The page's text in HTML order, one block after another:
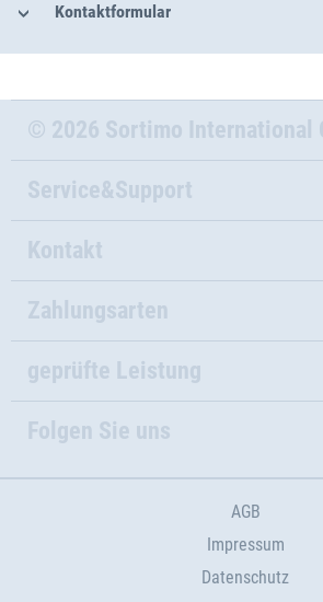
Kontaktformular
© 2026 Sortimo International
Service&Support
Kontakt
Zahlungsarten
geprüfte Leistung
Folgen Sie uns
AGB
Impressum
Datenschutz